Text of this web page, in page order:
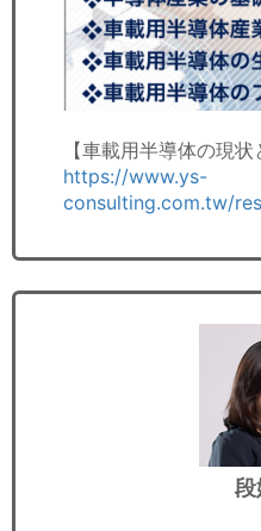
【車載用半導体の現
https://www.ys-
consulting.com.tw/
段